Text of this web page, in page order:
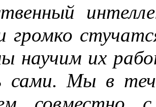
громко
научим их
сами. Мы в